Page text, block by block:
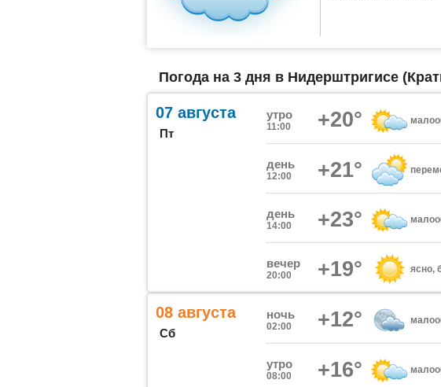
Погода на 3 дня в Нидерштригисе
07 августа
Пт
утро
11:00 +20°
день
12:00 +21°
день
14:00 +23°
вечер
20:00 +19° ясно,
08 августа
Сб
ночь
02:00 +12°
утро
08:00 +16°